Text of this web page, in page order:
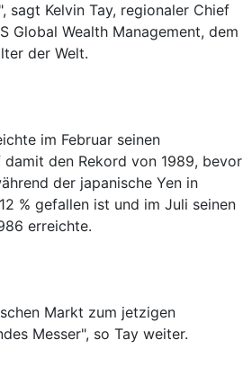
sagt Kelvin Tay, regionaler Chief
Global Wealth Management, dem
der Welt.
im Februar seinen
den Rekord von 1989, bevor
der japanische Yen in
% gefallen ist und im Juli seinen
erreichte.
Markt zum jetzigen
Messer", so Tay weiter.